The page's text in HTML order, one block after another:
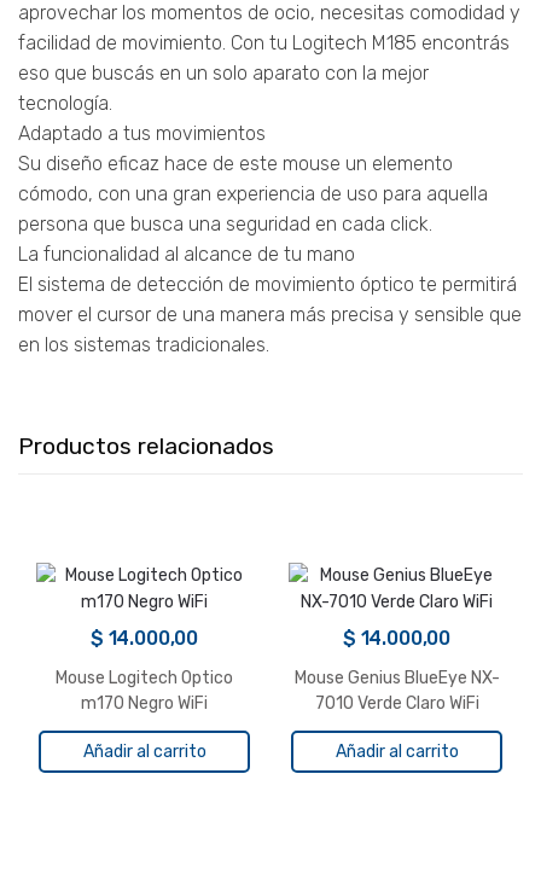
aprovechar los momentos de ocio, necesitas comodidad y
facilidad de movimiento. Con tu Logitech M185 encontrás
eso que buscás en un solo aparato con la mejor
tecnología.
Adaptado a tus movimientos
Su diseño eficaz hace de este mouse un elemento
cómodo, con una gran experiencia de uso para aquella
persona que busca una seguridad en cada click.
La funcionalidad al alcance de tu mano
El sistema de detección de movimiento óptico te permitirá
mover el cursor de una manera más precisa y sensible que
en los sistemas tradicionales.
Productos relacionados
$ 14.000,00
Mouse Logitech Optico
m170 Negro WiFi
Añadir al carrito
$ 14.000,00
Mouse Genius BlueEye NX-
7010 Verde Claro WiFi
Añadir al carrito